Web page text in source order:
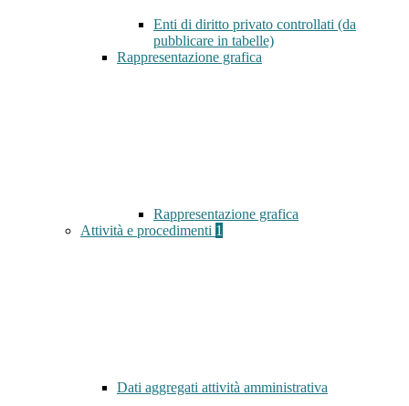
Enti di diritto privato controllati (da
pubblicare in tabelle)
Rappresentazione grafica
Rappresentazione grafica
Attività e procedimenti 1
Dati aggregati attività amministrativa